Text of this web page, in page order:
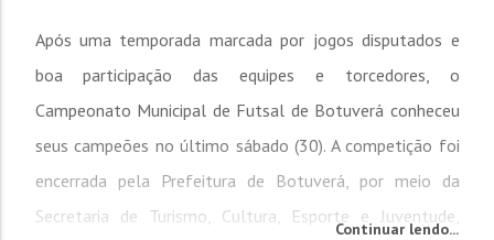
Após uma temporada marcada por jogos disputados e
boa participação das equipes e torcedores, o
Campeonato Municipal de Futsal de Botuverá conheceu
seus campeões no último sábado (30). A competição foi
encerrada pela Prefeitura de Botuverá, por meio da
Secretaria de Turismo, Cultura, Esporte e Juventude,
Continuar lendo...